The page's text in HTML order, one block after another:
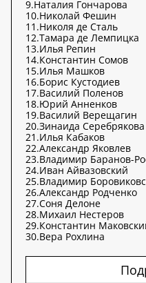
9.Наталия Гончарова
10.Николай Фешин
11.Николя де Сталь
12.Тамара де Лемпицка
13.Илья Репин
14.Константин Сомов
15.Илья Машков
16.Борис Кустодиев
17.Василий Поленов
18.Юрий Анненков
19.Василий Верещагин
20.Зинаида Серебрякова
21.Илья Кабаков
22.Александр Яковлев
23.Владимир Баранов-
24.Иван Айвазовский
25.Владимир
26.Александр Родченко
27.Соня Делоне
28.Михаил Нестеров
29.Константин
30.Вера Рохлина